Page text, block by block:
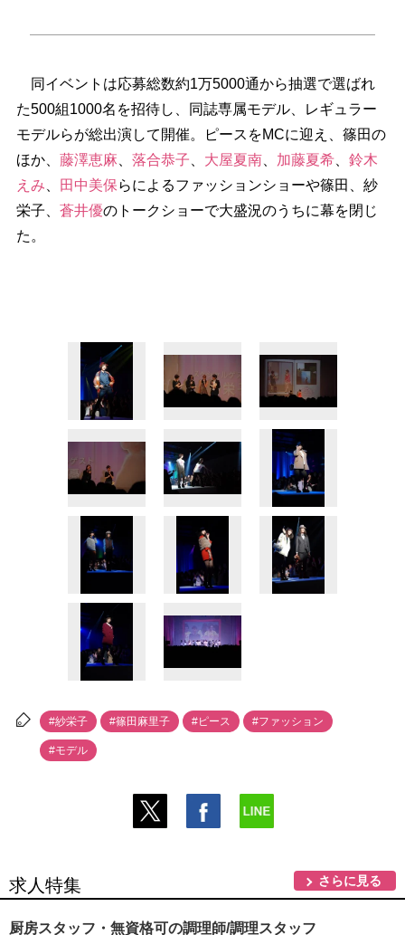
同イベントは応募総数約1万5000通から抽選で選ばれ
た500組1000名を招待し、同誌専属モデル、レギュラー
モデルらが総出演して開催。ピースをMCに迎え、篠田の
ほか、 藤澤恵麻 落合恭子 大屋夏南、 加藤夏希、 鈴木
えみ
田中美保らによるファッションショーや篠田、紗
栄子、 蒼井優のトークショーで大盛況のうちに幕を閉じ
た。
#紗栄子 #篠田麻里子 #ピース #ファッション
#モデル
求人特集 さらに見る
厨房スタッフ・無資格可の調理師/調理スタッフ